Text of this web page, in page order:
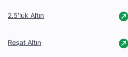
2.5'luk Altın
Reşat Altın